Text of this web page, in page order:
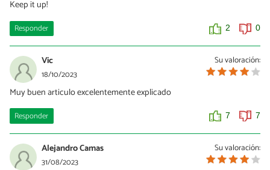
Keep it up!
Responder 2 0
Su valoración:
Vic
18/10/2023
Muy buen articulo excelentemente explicado
Responder 7 7
Su valoración:
Alejandro Camas
31/08/2023